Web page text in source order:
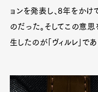
ョンを発表し、8年をか
のだった。そしてこの意
生したのが「ヴィルレ」であ